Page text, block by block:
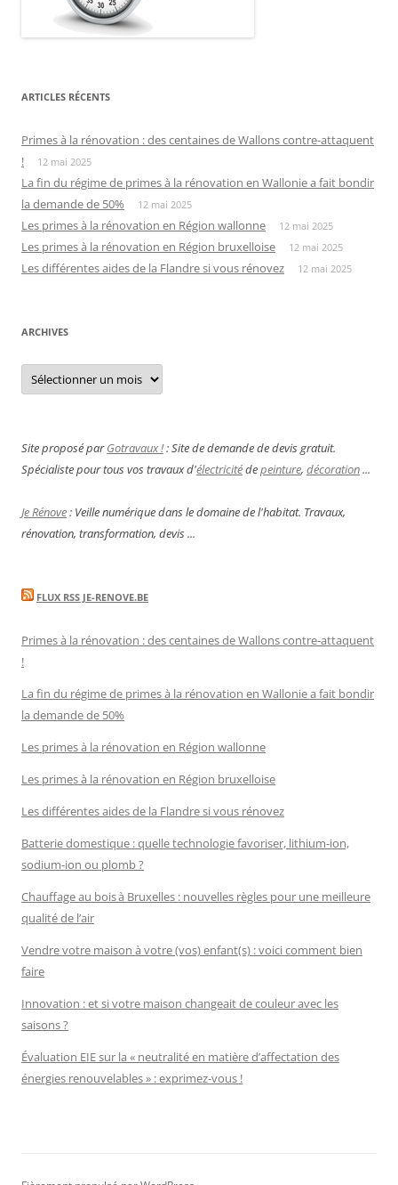
ARTICLES RÉCENTS
Primes à la rénovation : des centaines de Wallons contre-attaquent
!
12 mai 2025
La fin du régime de primes à la rénovation en Wallonie a fait bondir
la demande de 50%
12 mai 2025
Les primes à la rénovation en Région wallonne 12 mai 2025
Les primes à la rénovation en Région bruxelloise 12 mai 2025
Les différentes aides de la Flandre si vous rénovez 12 mai 2025
ARCHIVES
Archives
Site proposé parGotravaux !: Site de demande de devis gratuit.
Spécialiste pour tous vos travaux d'électricitédepeinture, décoration...
Je Rénove: Veille numérique dans le domaine de l'habitat. Travaux,
rénovation, transformation, devis ...
FLUX RSS JE-RENOVE.BE
Primes à la rénovation : des centaines de Wallons contre-attaquent
!
La fin du régime de primes à la rénovation en Wallonie a fait bondir
la demande de 50%
Les primes à la rénovation en Région wallonne
Les primes à la rénovation en Région bruxelloise
Les différentes aides de la Flandre si vous rénovez
Batterie domestique : quelle technologie favoriser, lithium-ion,
sodium-ion ou plomb ?
Chauffage au bois à Bruxelles : nouvelles règles pour une meilleure
qualité de l’air
Vendre votre maison à votre (vos) enfant(s) : voici comment bien
faire
Innovation : et si votre maison changeait de couleur avec les
saisons ?
Évaluation EIE sur la « neutralité en matière d’affectation des
énergies renouvelables » : exprimez-vous !